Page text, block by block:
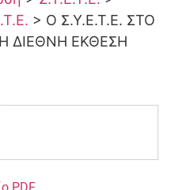
> Ο Σ.Υ.Ε.Τ.Ε. ΣΤΟ
ΔΙΕΘΝΗ ΕΚΘΕΣΗ